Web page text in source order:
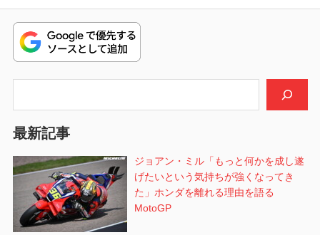
ナ
ビ
ゲ
ー
シ
ョ
ン
稿:
投
稿:
最新記事
ジョアン・ミル「もっと何かを成し遂
げたいという気持ちが強くなってき
た」ホンダを離れる理由を語る
MotoGP